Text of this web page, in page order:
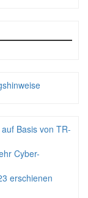
Basis von TR-
Cyber-
erschienen